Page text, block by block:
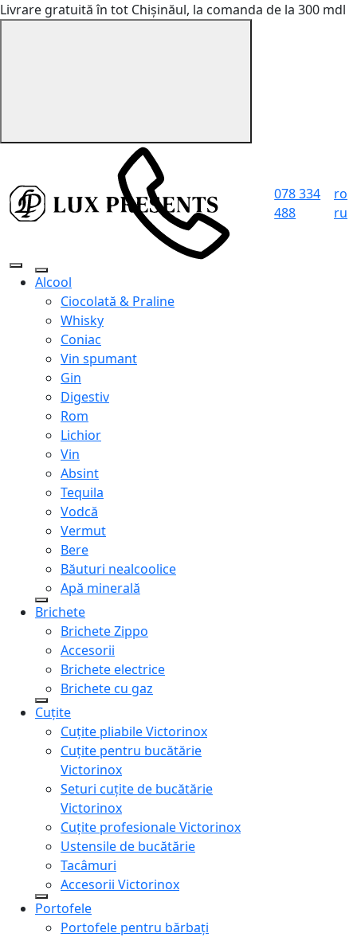
Livrare gratuită în tot Chișinăul, la comanda de la 300 mdl
078 334
488
ro
ru
Alcool
Ciocolată & Praline
Whisky
Coniac
Vin spumant
Gin
Digestiv
Rom
Lichior
Vin
Absint
Tequila
Vodcă
Vermut
Bere
Băuturi nealcoolice
Apă minerală
Brichete
Brichete Zippo
Accesorii
Brichete electrice
Brichete cu gaz
Cuțite
Cuțite pliabile Victorinox
Cuțite pentru bucătărie
Victorinox
Seturi cuțite de bucătărie
Victorinox
Cuțite profesionale Victorinox
Ustensile de bucătărie
Tacâmuri
Accesorii Victorinox
Portofele
Portofele pentru bărbați